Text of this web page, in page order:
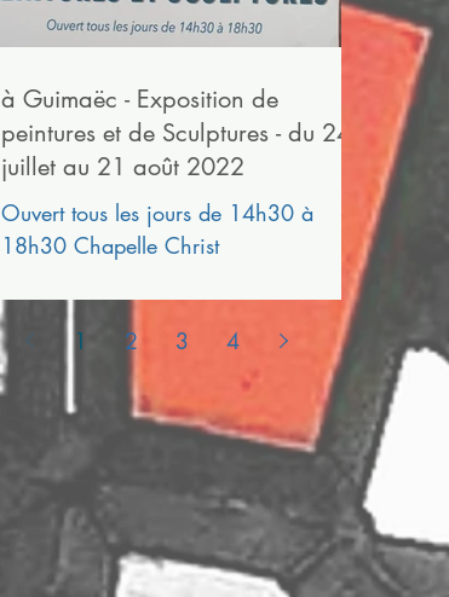
à Guimaëc - Exposition de
peintures et de Sculptures - du 24
juillet au 21 août 2022
Ouvert tous les jours de 14h30 à
18h30 Chapelle Christ
1 2 3 4